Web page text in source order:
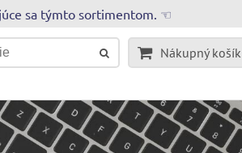
sa týmto sortimentom. ☜
Nákupný košík